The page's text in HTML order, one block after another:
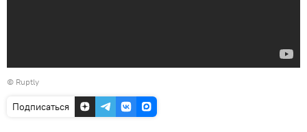
© Ruptly
Подписаться